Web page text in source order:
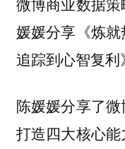
媛媛分享《炼
追踪到心智复利
陈媛媛分享了
打造四大核心能